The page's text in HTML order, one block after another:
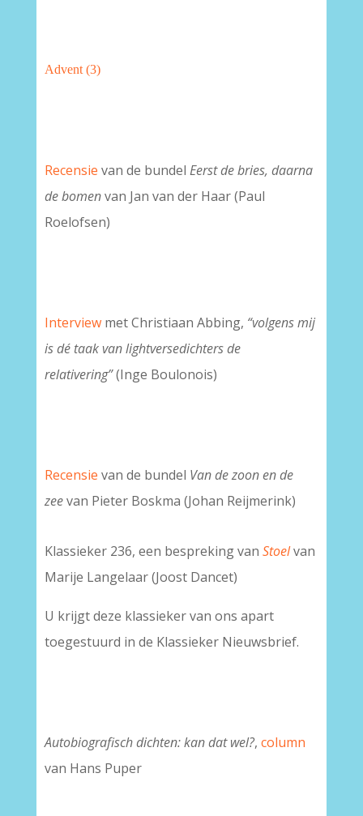
Advent (3)
Recensie van de bundel Eerst de bries, daarna
de bomenvan Jan van der Haar (Paul
Roelofsen)
Interviewmet Christiaan Abbing, “volgens mij
is dé taak van lightversedichters de
relativering”(Inge Boulonois)
Recensie van de bundel Van de zoon en de
zeevan Pieter Boskma (Johan Reijmerink)
Klassieker 236, een bespreking van Stoelvan
Marije Langelaar (Joost Dancet)
U krijgt deze klassieker van ons apart
toegestuurd in de Klassieker Nieuwsbrief.
Autobiografisch dichten: kan dat wel?, column
van Hans Puper